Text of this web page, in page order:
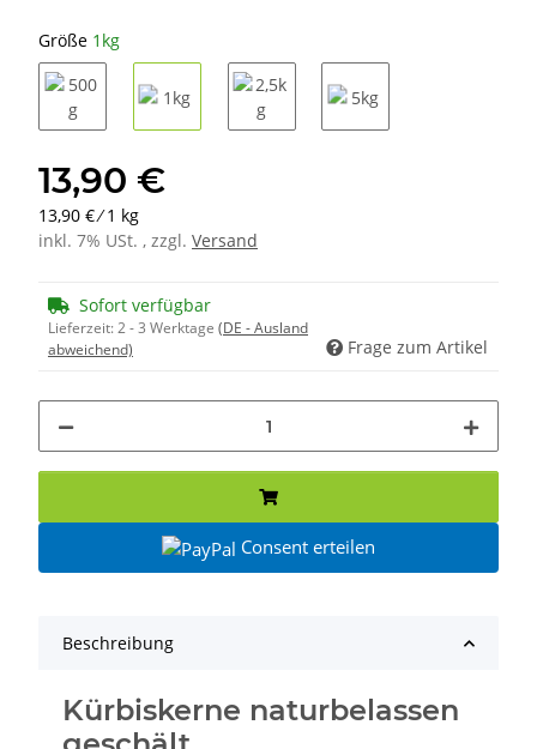
Größe 1kg
13,90 €
13,90 € ⁄ 1 kg
inkl. 7% USt. , zzgl. Versand
Sofort verfügbar
Lieferzeit:2 - 3 Werktage (DE - Ausland
abweichend)
Frage zum Artikel
Consent erteilen
Beschreibung
Kürbiskerne naturbelassen